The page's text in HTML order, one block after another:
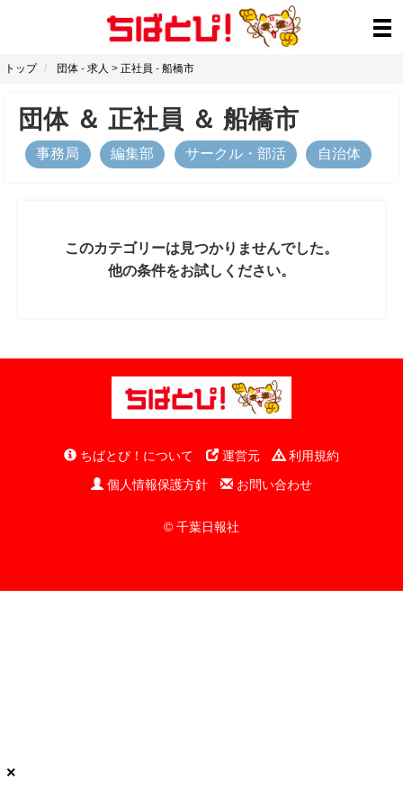
トップ 団体 - 求人 > 正社員 - 船橋市
団体＆ 正社員 ＆ 船橋市
事務局 編集部 サークル・部活 自治体
このカテゴリーは見つかりませんでした。
他の条件をお試しください。
ちばとぴ！について 運営元
利用規約
個人情報保護方針
お問い合わせ
© 千葉日報社
×